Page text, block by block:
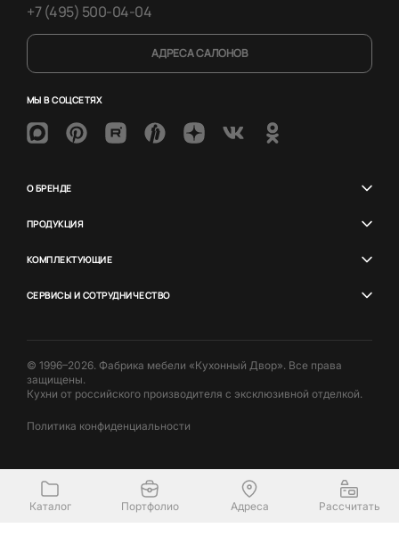
+7 (495) 500-04-04
АДРЕСА САЛОНОВ
МЫ В СОЦСЕТЯХ
О БРЕНДЕ
ПРОДУКЦИЯ
КОМПЛЕКТУЮЩИЕ
СЕРВИСЫ И СОТРУДНИЧЕСТВО
© 1996–2026. Фабрика мебели «Кухонный Двор». Все права
защищены.
Кухни от российского производителя с эксклюзивной отделкой.
Политика конфиденциальности
Каталог Портфолио Адреса Рассчитать